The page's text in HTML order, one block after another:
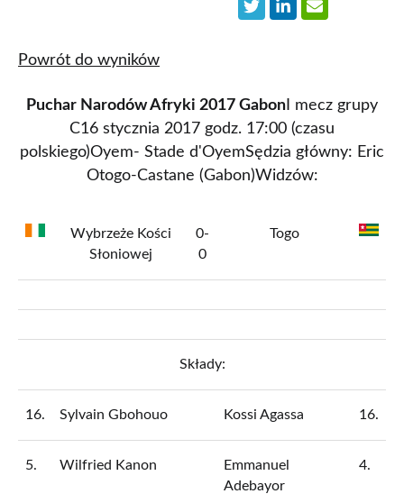
Powrót do wyników
Puchar Narodów Afryki 2017 Gabon I mecz grupy
C16 stycznia 2017 godz. 17:00 (czasu
polskiego)Oyem- Stade d'OyemSędzia główny: Eric
Otogo-Castane (Gabon)Widzów:
Wybrzeże Kości
Słoniowej
0-
0
Togo
Składy:
16. Sylvain Gbohouo Kossi Agassa 16.
5. Wilfried Kanon
Emmanuel
Adebayor
4.